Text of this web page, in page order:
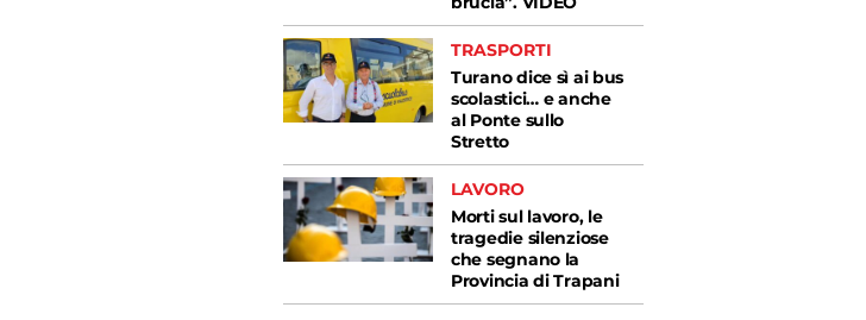
TRASPORTI
Turano dice sì ai bus
scolastici… e anche
al Ponte sullo
Stretto
LAVORO
Morti sul lavoro, le
tragedie silenziose
che segnano la
Provincia di Trapani